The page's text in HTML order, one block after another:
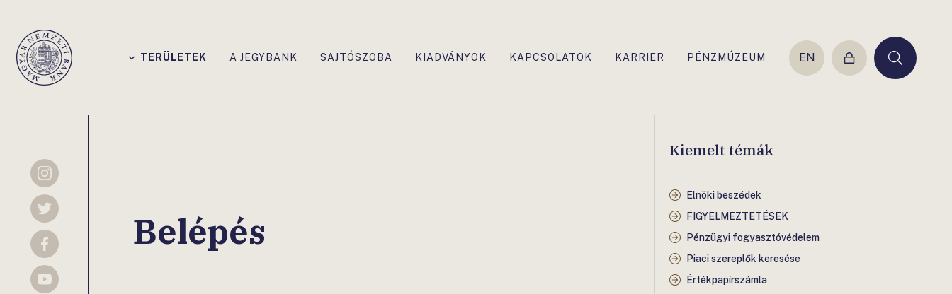
Magyar
Nemzeti
TERÜLETEK A JEGYBANK SAJTÓSZOBA KIADVÁNYOK KAPCSOLATOK KARRIER PÉNZMÚZEUM EN
Belépés Keresés
Instagram
Twitter
Facebook
YouTube
Belépés
Kiemelt témák
Elnöki beszédek
FIGYELMEZTETÉSEK
Pénzügyi fogyasztóvédelem
Piaci szereplők keresése
Értékpapírszámla